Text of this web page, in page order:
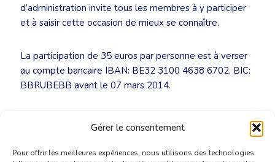
Gérer le consentement
Pour offrir les meilleures expériences, nous utilisons des technologies
d’administration invite tous les membres à y participer
et à saisir cette occasion de mieux se connaître.
La participation de 35 euros par personne est à verser
au compte bancaire IBAN: BE32 3100 4638 6702, BIC:
BBRUBEBB avant le 07 mars 2014.